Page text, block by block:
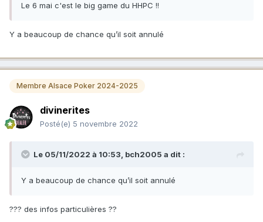
Le 6 mai c'est le big game du HHPC !!
Y a beaucoup de chance qu’il soit annulé
Membre Alsace Poker 2024-2025
divinerites
Posté(e) 5 novembre 2022
Le 05/11/2022 à 10:53, bch2005 a dit :
Y a beaucoup de chance qu’il soit annulé
??? des infos particulières ??